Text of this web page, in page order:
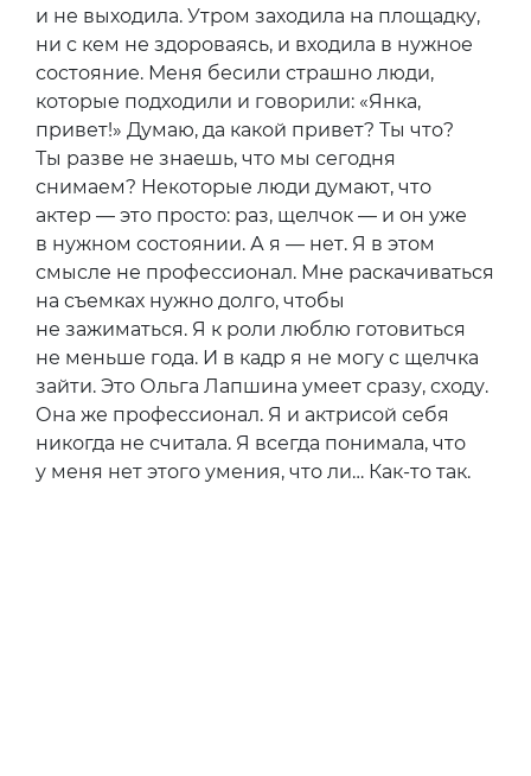
и не выходила. Утром заходила на площадку,
ни с кем не здороваясь, и входила в нужное
состояние. Меня бесили страшно люди,
которые подходили и говорили: «Янка,
привет!» Думаю, да какой привет? Ты что?
Ты разве не знаешь, что мы сегодня
снимаем? Некоторые люди думают, что
актер — это просто: раз, щелчок — и он уже
в нужном состоянии. А я — нет. Я в этом
смысле не профессионал. Мне раскачиваться
на съемках нужно долго, чтобы
не зажиматься. Я к роли люблю готовиться
не меньше года. И в кадр я не могу с щелчка
зайти. Это Ольга Лапшина умеет сразу, сходу.
Она же профессионал. Я и актрисой себя
никогда не считала. Я всегда понимала, что
у меня нет этого умения, что ли… Как-то так.